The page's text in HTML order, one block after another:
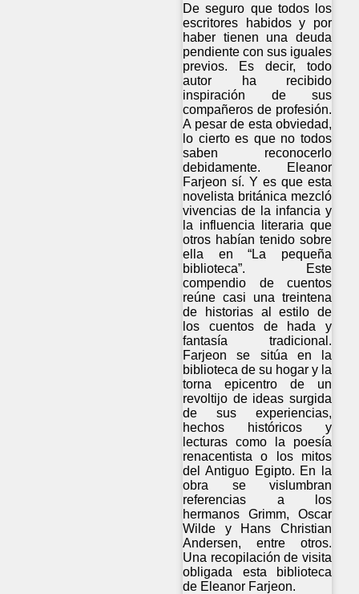
De seguro que todos los
escritores habidos y por
haber tienen una deuda
pendiente con sus iguales
previos. Es decir, todo
autor ha recibido
inspiración de sus
compañeros de profesión.
A pesar de esta obviedad,
lo cierto es que no todos
saben reconocerlo
debidamente. Eleanor
Farjeon sí. Y es que esta
novelista británica mezcló
vivencias de la infancia y
la influencia literaria que
otros habían tenido sobre
ella en “La pequeña
biblioteca”. Este
compendio de cuentos
reúne casi una treintena
de historias al estilo de
los cuentos de hada y
fantasía tradicional.
Farjeon se sitúa en la
biblioteca de su hogar y la
torna epicentro de un
revoltijo de ideas surgida
de sus experiencias,
hechos históricos y
lecturas como la poesía
renacentista o los mitos
del Antiguo Egipto. En la
obra se vislumbran
referencias a los
hermanos Grimm, Oscar
Wilde y Hans Christian
Andersen, entre otros.
Una recopilación de visita
obligada esta biblioteca
de Eleanor Farjeon.